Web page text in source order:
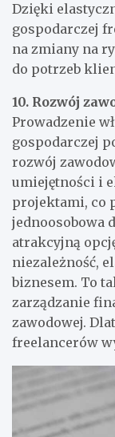
Dzięki
gospodarczej
na zmiany na
do potrzeb
10. Rozwój
Prowadzenie
gospodarczej
rozwój
umiejętności i
projektami, co
jednoosobowa
atrakcyjną
niezależność,
biznesem. To
zarządzanie
zawodowej.
freelancerów